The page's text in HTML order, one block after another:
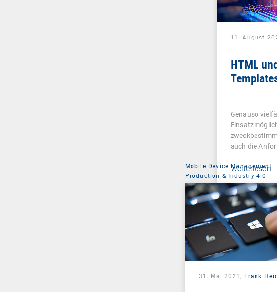
11. August
HTML
Genauso
auch die
Weiterlesen
Mobile Device Management
Production & Industry 4.0
31. Mai 2021, Frank